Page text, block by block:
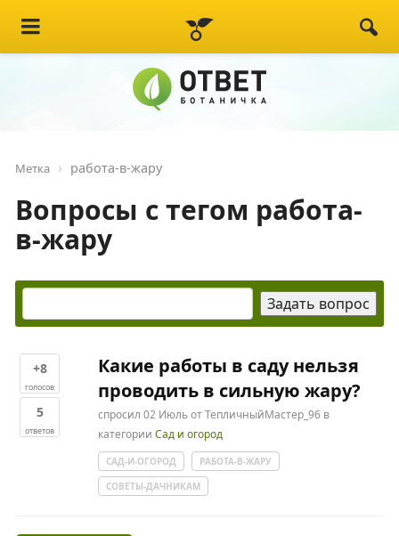
Метка работа-в-жару
Вопросы с тегом работа-
в-жару
+8
голосов
5
ответов
Какие работы в саду нельзя
проводить в сильную жару?
спросил 02 ИюльотТепличныйМастер_96 в
категорииСад и огород
САД-И-ОГОРОД
РАБОТА-В-ЖАРУ
СОВЕТЫ-ДАЧНИКАМ